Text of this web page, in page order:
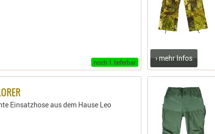
noch 1 lieferbar › mehr Infos
Einsatzhose aus dem Hause Leo